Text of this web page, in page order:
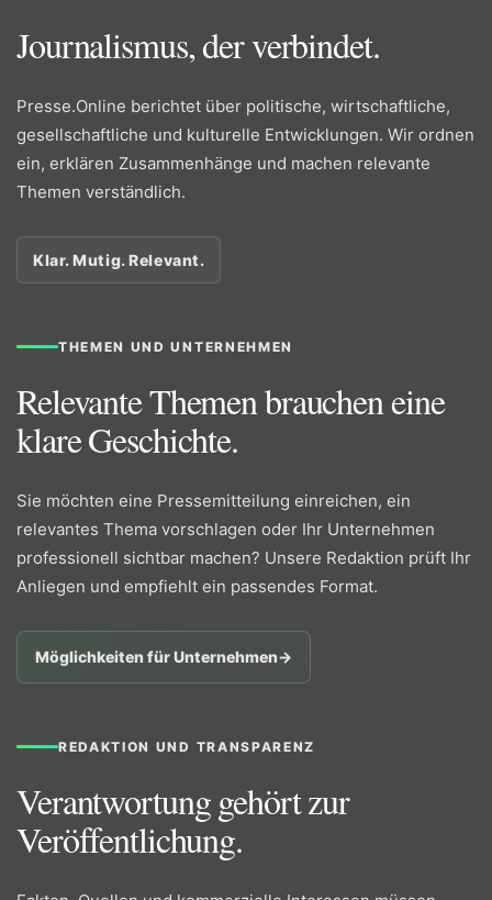
Journalismus, der verbindet.
Presse.Online berichtet über politische, wirtschaftliche,
gesellschaftliche und kulturelle Entwicklungen. Wir ordnen
ein, erklären Zusammenhänge und machen relevante
Themen verständlich.
Klar. Mutig. Relevant.
THEMEN UND UNTERNEHMEN
Relevante Themen brauchen eine
klare Geschichte.
Sie möchten eine Pressemitteilung einreichen, ein
relevantes Thema vorschlagen oder Ihr Unternehmen
professionell sichtbar machen? Unsere Redaktion prüft Ihr
Anliegen und empfiehlt ein passendes Format.
Möglichkeiten für Unternehmen→
REDAKTION UND TRANSPARENZ
Verantwortung gehört zur
Veröffentlichung.